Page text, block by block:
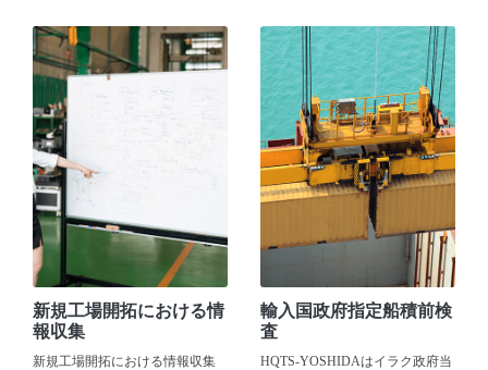
新規工場開拓における情
報収集
新規工場開拓における情報収集
輸入国政府指定船積前検
査
HQTS-YOSHIDAはイラク政府当